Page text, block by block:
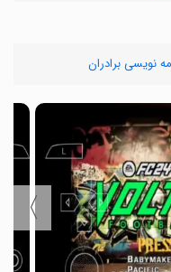
نویسی برادران
〉